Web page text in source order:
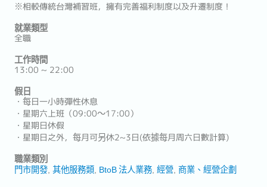
※相較傳統台灣補習班，擁有完善福利制度以及升遷制度！
就業類型
全職
工作時間
13:00 ~ 22:00
假日
・每日一小時彈性休息
・星期六上班（09:00～17:00）
・星期日休假
・星期日之外，每月可另休2~3日(依據每月周六日數計算)
職業類別
門市開發 其他服務類 BtoB 法人業務 經營 商業、經營企劃